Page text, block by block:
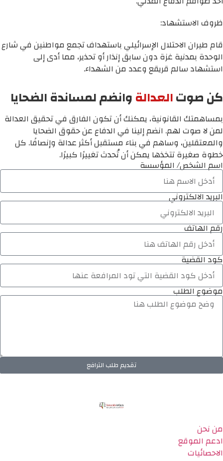
ظروف الاستشهاد:
قام طيران الاحتلال الإسرائيلي باستهداف تجمع مواطنين في شارع
الوحدة بمدنية غزة دون سابق إنذار أو تحذير، مما أدى إلى
استشهاد سالم قريقع وعدد من الشهداء.
كن صوتالعدالةوانضم لمساندة الضحايا
بمساهمتك القانونية، يمكنك أن تكون الفارق في تحقيق العدالة
لمن لا صوت لهم. انضم إلينا في الدفاع عن حقوق الضحايا
والمعتقلين، وساهم في بناء مستقبل أكثر عدالة وإنصافًا. كل
خطوة صغيرة تتخذها يمكن أن تُحدث تغييرًا كبيرًا.
اسم الشخص/ المؤسسة
البريد الالكتروني
رقم الهاتف
كود القضية
موضوع الطلب
تقديم طلب الترافع
من نحن
ادعم الموقع
الاحصائيات